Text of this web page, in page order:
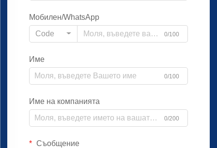
Мобилен/WhatsApp
Code
0/100
Име
0/100
Име на компанията
0/200
Съобщение